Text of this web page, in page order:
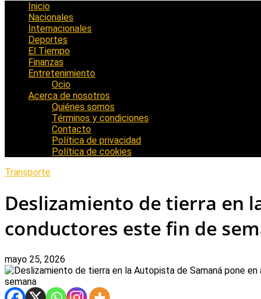
Inicio
Nacionales
Internacionales
Deportes
El Tiempo
Finanzas
Entretenimiento
Ocio
Acerca de nosotros
Quiénes somos
Términos y condiciones
Contacto
Política de privacidad
Política de cookies
Transporte
Deslizamiento de tierra en
conductores este fin de
mayo 25, 2026